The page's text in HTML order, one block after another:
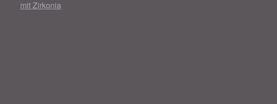
mit Zirkonia